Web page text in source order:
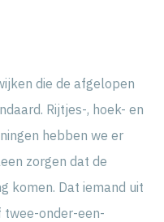
die de afgelopen
Rijtjes-, hoek- en
hebben we er
zorgen dat de
komen. Dat iemand uit
twee-onder-een-